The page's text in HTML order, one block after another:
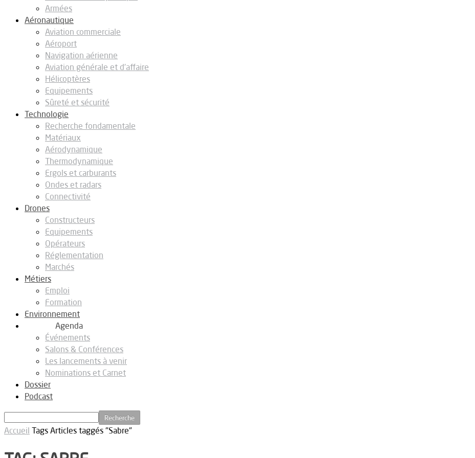
Armées
Aéronautique
Aviation commerciale
Aéroport
Navigation aérienne
Aviation générale et d’affaire
Hélicoptères
Equipements
Sûreté et sécurité
Technologie
Recherche fondamentale
Matériaux
Aérodynamique
Thermodynamique
Ergols et carburants
Ondes et radars
Connectivité
Drones
Constructeurs
Equipements
Opérateurs
Réglementation
Marchés
Métiers
Emploi
Formation
Environnement
Agenda
Événements
Salons & Conférences
Les lancements à venir
Nominations et Carnet
Dossier
Podcast
Accueil Tags Articles taggés "Sabre"